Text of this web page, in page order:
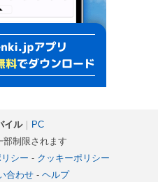
イル｜
PC
制限されます
シー - クッキーポリシー
合わせ- ヘルプ